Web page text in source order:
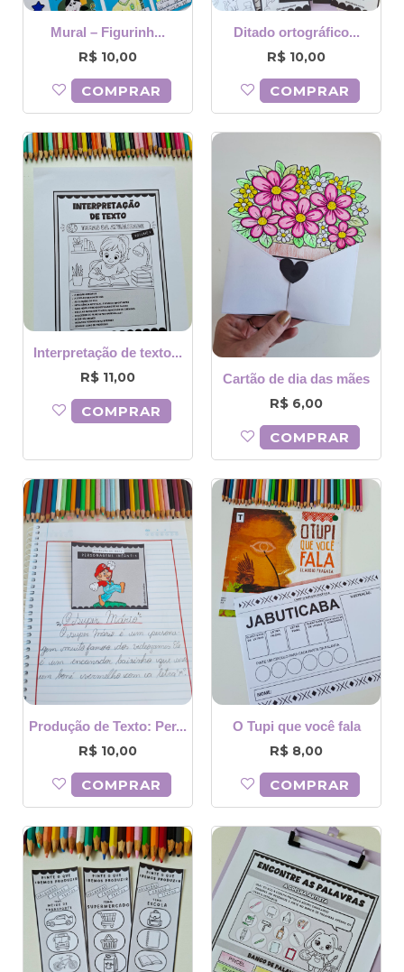
Mural – Figurinh...
R$ 10,00
COMPRAR
Ditado ortográfico...
R$ 10,00
COMPRAR
Interpretação de texto...
R$ 11,00
COMPRAR
Cartão de dia das mães
R$ 6,00
COMPRAR
Produção de Texto: Per...
R$ 10,00
COMPRAR
O Tupi que você fala
R$ 8,00
COMPRAR